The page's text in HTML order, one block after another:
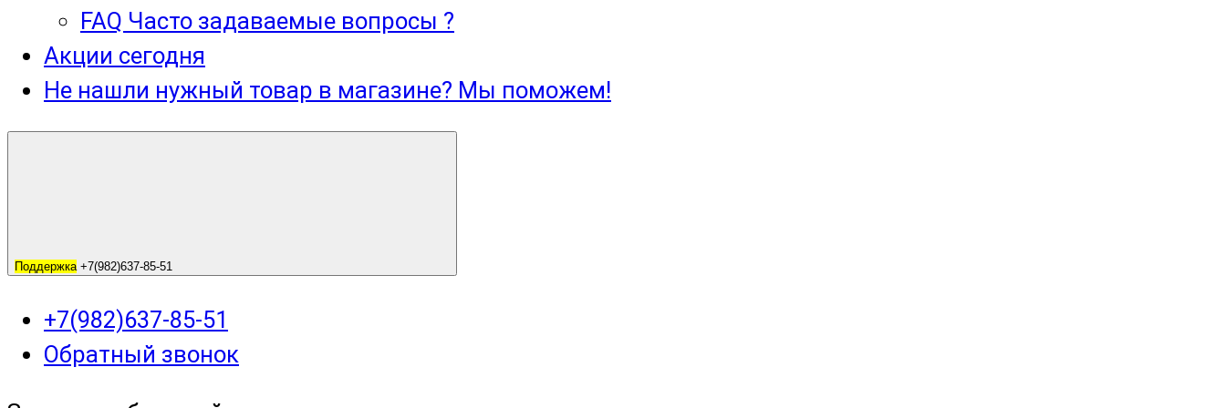
FAQ Часто задаваемые вопросы ?
Акции сегодня
Не нашли нужный товар в магазине? Мы поможем!
Поддержка +7(982)637-85-51
+7(982)637-85-51
Обратный звонок